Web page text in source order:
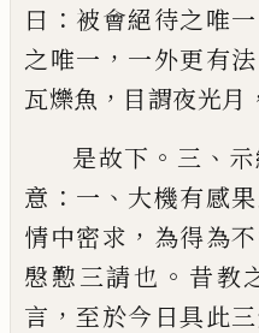
曰 ： 被會絕待之唯一
之唯一 ， 一外更有法
瓦爍魚 ， 目謂夜光月
是故下 。 三 、
意 ： 一 、 大機有感果
情中密求 ， 為得為
慇懃三請也 。 昔教
言 ， 至於今日具此